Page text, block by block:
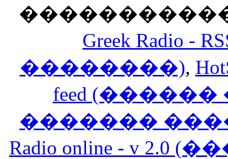
Greek Radio
��������),
feed
�������
Radio online - v